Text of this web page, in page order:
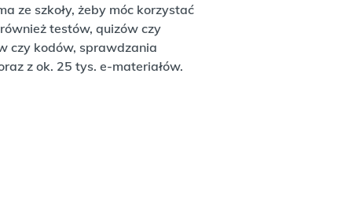
ze szkoły, żeby móc korzystać
testów, quizów czy
czy kodów, sprawdzania
z ok. 25 tys. e-materiałów.